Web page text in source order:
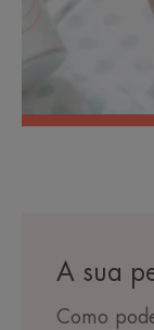
A sua
Como